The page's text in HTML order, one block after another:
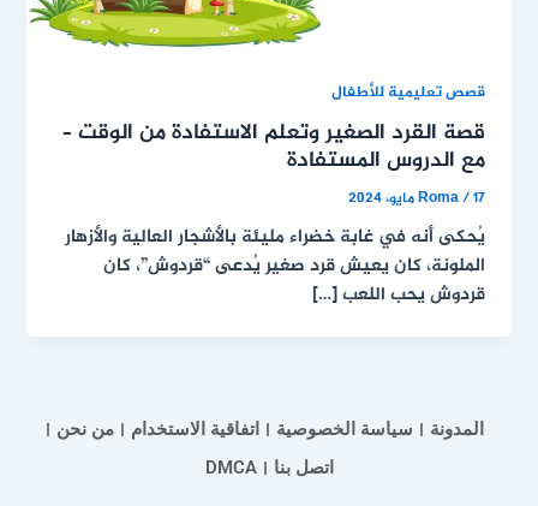
قصص تعليمية للأطفال
قصة القرد الصغير وتعلم الاستفادة من الوقت –
مع الدروس المستفادة
Roma/17 مايو، 2024
يُحكى أنه في غابة خضراء مليئة بالأشجار العالية والأزهار
الملونة، كان يعيش قرد صغير يُدعى “قردوش”، كان
قردوش يحب اللعب […]
المدونة سياسة الخصوصية اتفاقية الاستخدام
من نحن
اتصل بنا
DMCA